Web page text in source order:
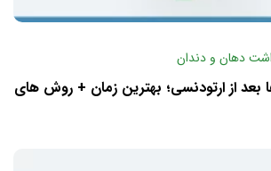
دهان و دندان
بعد از ارتودنسی؛ بهترین زمان + روش های